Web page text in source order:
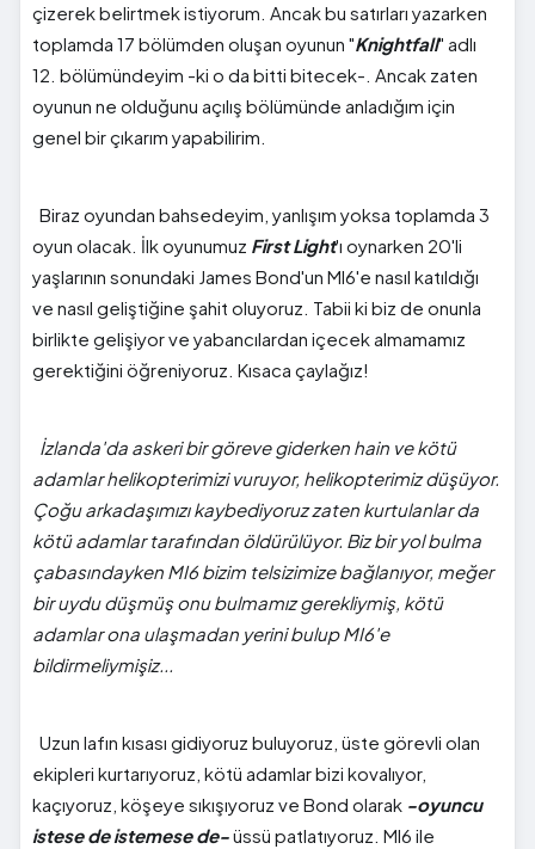
çizerek belirtmek istiyorum. Ancak bu satırları yazarken
toplamda 17 bölümden oluşan oyunun "Knightfall" adlı
12. bölümündeyim -ki o da bitti bitecek-. Ancak zaten
oyunun ne olduğunu açılış bölümünde anladığım için
genel bir çıkarım yapabilirim.
Biraz oyundan bahsedeyim, yanlışım yoksa toplamda 3
oyun olacak. İlk oyunumuz First Light'ı oynarken 20'li
yaşlarının sonundaki James Bond'un MI6'e nasıl katıldığı
ve nasıl geliştiğine şahit oluyoruz. Tabii ki biz de onunla
birlikte gelişiyor ve yabancılardan içecek almamamız
gerektiğini öğreniyoruz. Kısaca çaylağız!
İzlanda'da askeri bir göreve giderken hain ve kötü
adamlar helikopterimizi vuruyor, helikopterimiz düşüyor.
Çoğu arkadaşımızı kaybediyoruz zaten kurtulanlar da
kötü adamlar tarafından öldürülüyor. Biz bir yol bulma
çabasındayken MI6 bizim telsizimize bağlanıyor, meğer
bir uydu düşmüş onu bulmamız gerekliymiş, kötü
adamlar ona ulaşmadan yerini bulup MI6'e
bildirmeliymişiz...
Uzun lafın kısası gidiyoruz buluyoruz, üste görevli olan
ekipleri kurtarıyoruz, kötü adamlar bizi kovalıyor,
kaçıyoruz, köşeye sıkışıyoruz ve Bond olarak -oyuncu
istese de istemese de-üssü patlatıyoruz. MI6 ile